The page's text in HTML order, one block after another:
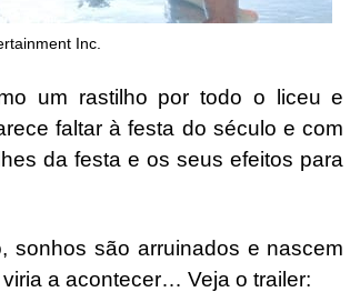
Inc.
um rastilho por todo o liceu e
faltar à festa do século e com
da festa e os seus efeitos para
sonhos são arruinados e nascem
a acontecer… Veja o trailer: